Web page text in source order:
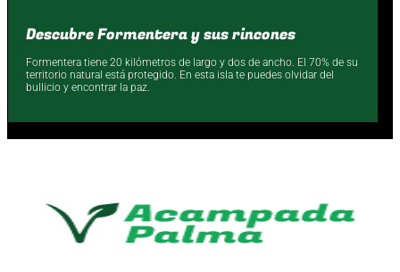
Descubre Formentera y sus rincones
Formentera tiene 20 kilómetros de largo y dos de ancho. El 70% de su
territorio natural está protegido. En esta isla te puedes olvidar del
bullicio y encontrar la paz.